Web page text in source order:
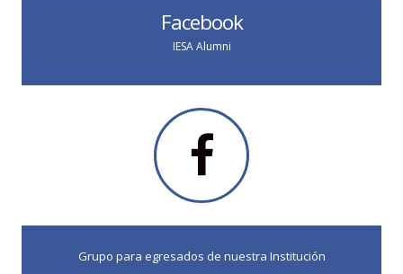
Facebook
IESA Alumni
Grupo para egresados de nuestra Institución